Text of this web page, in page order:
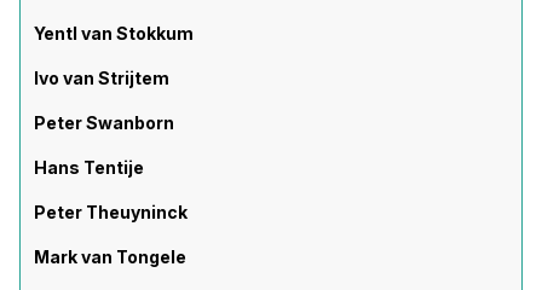
Yentl van Stokkum
Ivo van Strijtem
Peter Swanborn
Hans Tentije
Peter Theuyninck
Mark van Tongele